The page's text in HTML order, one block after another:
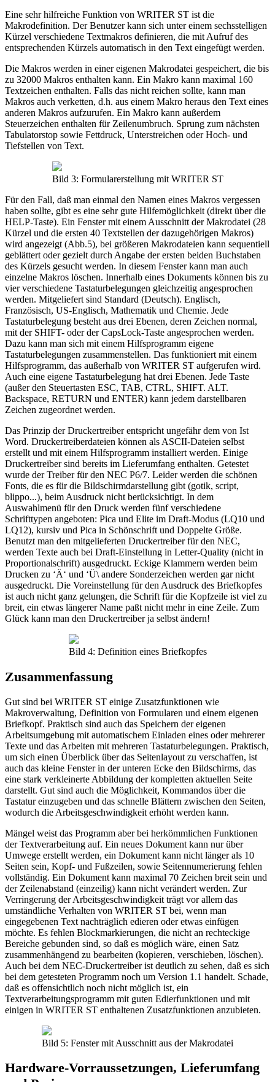
Eine sehr hilfreiche Funktion von WRITER ST ist die
Makrodefinition. Der Benutzer kann sich unter einem sechsstelligen
Kürzel verschiedene Textmakros definieren, die mit Aufruf des
entsprechenden Kürzels automatisch in den Text eingefügt werden.
Die Makros werden in einer eigenen Makrodatei gespeichert, die bis
zu 32000 Makros enthalten kann. Ein Makro kann maximal 160
Textzeichen enthalten. Falls das nicht reichen sollte, kann man
Makros auch verketten, d.h. aus einem Makro heraus den Text eines
anderen Makros aufzurufen. Ein Makro kann außerdem
Steuerzeichen enthalten für Zeilenumbruch. Sprung zum nächsten
Tabulatorstop sowie Fettdruck, Unterstreichen oder Hoch- und
Tiefstellen von Text.
Bild 3: Formularerstellung mit WRITER ST
Für den Fall, daß man einmal den Namen eines Makros vergessen
haben sollte, gibt es eine sehr gute Hilfemöglichkeit (direkt über die
HELP-Taste). Ein Fenster mit einem Ausschnitt der Makrodatei (28
Kürzel und die ersten 40 Textstellen der dazugehörigen Makros)
wird angezeigt (Abb.5), bei größeren Makrodateien kann sequentiell
geblättert oder gezielt durch Angabe der ersten beiden Buchstaben
des Kürzels gesucht werden. In diesem Fenster kann man auch
einzelne Makros löschen. Innerhalb eines Dokuments können bis zu
vier verschiedene Tastaturbelegungen gleichzeitig angesprochen
werden. Mitgeliefert sind Standard (Deutsch). Englisch,
Französisch, US-Englisch, Mathematik und Chemie. Jede
Tastaturbelegung besteht aus drei Ebenen, deren Zeichen normal,
mit der SHIFT- oder der CapsLock-Taste angesprochen werden.
Dazu kann man sich mit einem Hilfsprogramm eigene
Tastaturbelegungen zusammenstellen. Das funktioniert mit einem
Hilfsprogramm, das außerhalb von WRITER ST aufgerufen wird.
Auch eine eigene Tastaturbelegung hat drei Ebenen. Jede Taste
(außer den Steuertasten ESC, TAB, CTRL, SHIFT. ALT.
Backspace, RETURN und ENTER) kann jedem darstellbaren
Zeichen zugeordnet werden.
Das Prinzip der Druckertreiber entspricht ungefähr dem von Ist
Word. Druckertreiberdateien können als ASCII-Dateien selbst
erstellt und mit einem Hilfsprogramm installiert werden. Einige
Druckertreiber sind bereits im Lieferumfang enthalten. Getestet
wurde der Treiber für den NEC P6/7. Leider werden die schönen
Fonts, die es für die Bildschirmdarstellung gibt (gotik, script,
blippo...), beim Ausdruck nicht berücksichtigt. In dem
Auswahlmenü für den Druck werden fünf verschiedene
Schrifttypen angeboten: Pica und Elite im Draft-Modus (LQ10 und
LQ12), kursiv und Pica in Schönschrift und Doppelte Größe.
Benutzt man den mitgelieferten Druckertreiber für den NEC,
werden Texte auch bei Draft-Einstellung in Letter-Quality (nicht in
Proportionalschrift) ausgedruckt. Eckige Klammern werden beim
Drucken zu ‘Ä‘ und ‘Ü\ andere Sonderzeichen werden gar nicht
ausgedruckt. Die Voreinstellung für den Ausdruck des Briefkopfes
ist auch nicht ganz gelungen, die Schrift für die Kopfzeile ist viel zu
breit, ein etwas längerer Name paßt nicht mehr in eine Zeile. Zum
Glück kann man den Druckertreiber ja selbst ändern!
Bild 4: Definition eines Briefkopfes
Zusammenfassung
Gut sind bei WRITER ST einige Zusatzfunktionen wie
Makroverwaltung, Definition von Formularen und einem eigenen
Briefkopf. Praktisch sind auch das Speichern der eigenen
Arbeitsumgebung mit automatischem Einladen eines oder mehrerer
Texte und das Arbeiten mit mehreren Tastaturbelegungen. Praktisch,
um sich einen Überblick über das Seitenlayout zu verschaffen, ist
auch das kleine Fenster in der unteren Ecke den Bildschirms, das
eine stark verkleinerte Abbildung der kompletten aktuellen Seite
darstellt. Gut sind auch die Möglichkeit, Kommandos über die
Tastatur einzugeben und das schnelle Blättern zwischen den Seiten,
wodurch die Arbeitsgeschwindigkeit erhöht werden kann.
Mängel weist das Programm aber bei herkömmlichen Funktionen
der Textverarbeitung auf. Ein neues Dokument kann nur über
Umwege erstellt werden, ein Dokument kann nicht länger als 10
Seiten sein, Kopf- und Fußzeilen, sowie Seitennumerierung fehlen
vollständig. Ein Dokument kann maximal 70 Zeichen breit sein und
der Zeilenabstand (einzeilig) kann nicht verändert werden. Zur
Verringerung der Arbeitsgeschwindigkeit trägt vor allem das
umständliche Verhalten von WRITER ST bei, wenn man
eingegebenen Text nachträglich edieren oder etwas einfügen
möchte. Es fehlen Blockmarkierungen, die nicht an rechteckige
Bereiche gebunden sind, so daß es möglich wäre, einen Satz
zusammenhängend zu bearbeiten (kopieren, verschieben, löschen).
Auch bei dem NEC-Druckertreiber ist deutlich zu sehen, daß es sich
bei dem getesteten Programm noch um Version 1.1 handelt. Schade,
daß es offensichtlich noch nicht möglich ist, ein
Textverarbeitungsprogramm mit guten Edierfunktionen und mit
einigen in WRITER ST enthaltenen Zusatzfunktionen anzubieten.
Bild 5: Fenster mit Ausschnitt aus der Makrodatei
Hardware-Vorraussetzungen, Lieferumfang